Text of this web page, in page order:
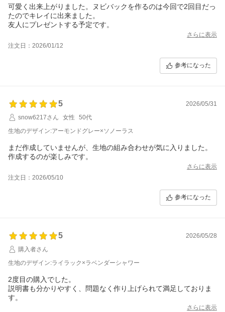
可愛く出来上がりました。ヌビバックを作るのは今回で2回目だっ
たのでキレイに出来ました。
友人にプレゼントする予定です。
さらに表示
注文日：2026/01/12
参考になった
5
2026/05/31
snow6217さん
女性
50代
生地のデザイン:アーモンドグレー×ソノーラス
まだ作成していませんが、生地の組み合わせが気に入りました。
作成するのが楽しみです。
さらに表示
注文日：2026/05/10
参考になった
5
2026/05/28
購入者さん
生地のデザイン:ライラック×ラベンダーシャワー
2度目の購入でした。
説明書も分かりやすく、問題なく作り上げられて満足しておりま
す。
さらに表示